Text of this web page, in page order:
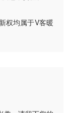
权均属于V客暖